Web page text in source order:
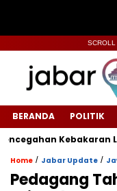
SCROLL
BERANDA POLITIK
Kebakaran Lahan
Home / Jabar Update /
Pedagang